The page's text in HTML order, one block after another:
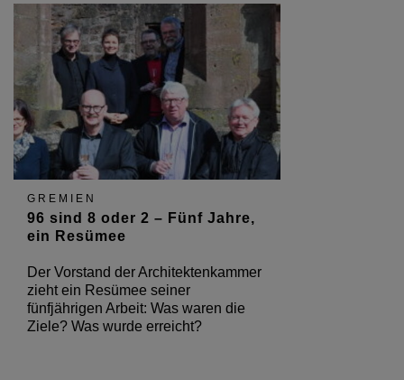
GREMIEN
96 sind 8 oder 2 – Fünf Jahre,
ein Resümee
Der Vorstand der Architektenkammer
zieht ein Resümee seiner
fünfjährigen Arbeit: Was waren die
Ziele? Was wurde erreicht?